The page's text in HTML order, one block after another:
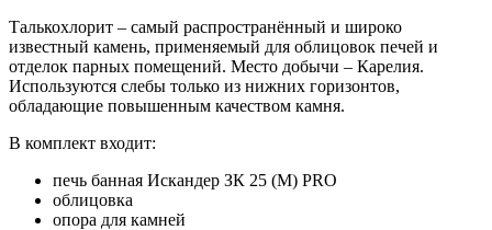
Талькохлорит – самый распространённый и широко
известный камень, применяемый для облицовок печей и
отделок парных помещений. Место добычи – Карелия.
Используются слебы только из нижних горизонтов,
обладающие повышенным качеством камня.
В комплект входит:
печь банная Искандер ЗК 25 (М) PRO
облицовка
опора для камней